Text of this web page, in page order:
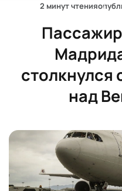
2 минут чтения
столкнулся
над